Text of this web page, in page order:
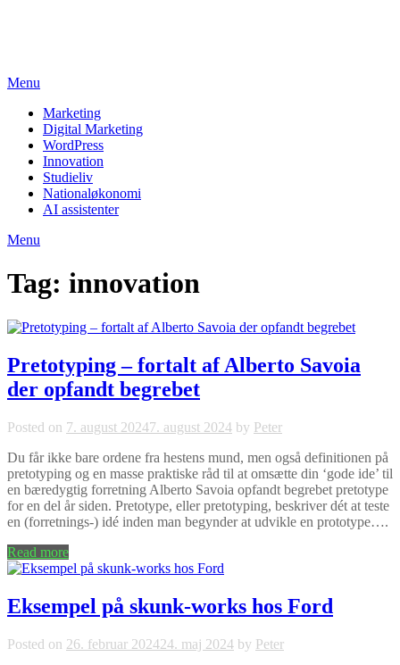
Menu
Marketing
Digital Marketing
WordPress
Innovation
Studieliv
Nationaløkonomi
AI assistenter
Menu
Tag: innovation
Pretotyping – fortalt af Alberto Savoia
der opfandt begrebet
Posted on 7. august 20247. august 2024 by Peter
Du får ikke bare ordene fra hestens mund, men også definitionen på
pretotyping og en masse praktiske råd til at omsætte din ‘gode ide’ til
en bæredygtig forretning Alberto Savoia opfandt begrebet pretotype
for en del år siden. Pretotype, eller pretotyping, beskriver dét at teste
en (forretnings-) idé inden man begynder at udvikle en prototype….
Read more
Eksempel på skunk-works hos Ford
Posted on 26. februar 202424. maj 2024 by Peter